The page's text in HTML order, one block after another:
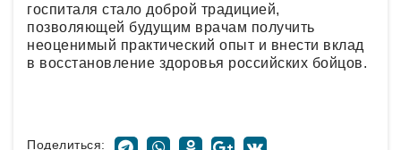
госпиталя стало доброй традицией,
позволяющей будущим врачам получить
неоценимый практический опыт и внести вклад
в восстановление здоровья российских бойцов.
Поделиться: